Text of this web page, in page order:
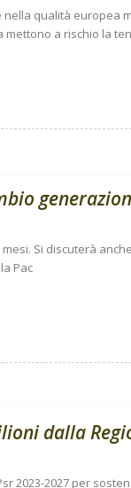
qualità europea
mettono a rischio la
Si discuterà
Pac
dalla
2023-2027 per